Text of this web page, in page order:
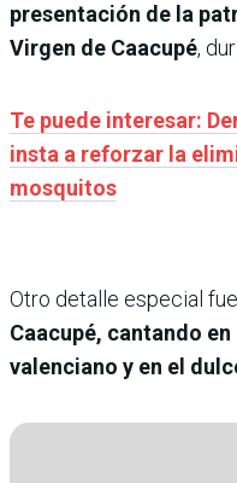
presentación de la
Virgen de Caacupé,
Te puede interesar:
insta a reforzar la
mosquitos
Otro detalle especial
Caacupé, cantando
valenciano y en el